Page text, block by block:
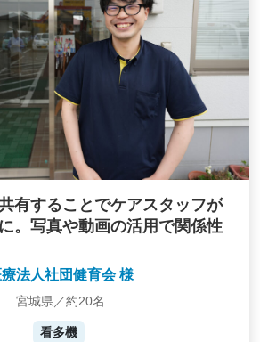
有することでケアスタッフが
。写真や動画の活用で関係性
療法人社団健育会 様
宮城県／約20名
看多機